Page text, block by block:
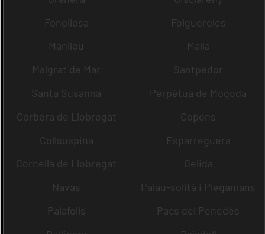
Fonollosa
Folgueroles
Manlleu
Malla
Malgrat de Mar
Santpedor
Santa Susanna
Perpètua de Mogoda
Corbera de Llobregat
Copons
Collsuspina
Esparreguera
Cornellà de Llobregat
Gelida
Navas
Palau-solità i Plegamans
Palafolls
Pacs del Penedès